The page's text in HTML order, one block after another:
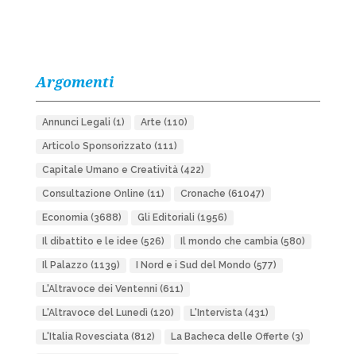
Argomenti
Annunci Legali (1) Arte (110)
Articolo Sponsorizzato (111)
Capitale Umano e Creatività(422)
Consultazione Online (11) Cronache (61047)
Economia(3688) Gli Editoriali (1956)
Il dibattito e le idee (526) Il mondo che cambia(580)
Il Palazzo (1139) I Nord e i Sud del Mondo (577)
L'Altravoce dei Ventenni (611)
L'Altravoce del Lunedì (120) L'Intervista(431)
L'Italia Rovesciata(812) La Bacheca delle Offerte (3)